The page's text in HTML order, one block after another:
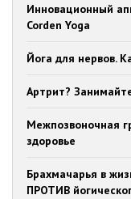
Инновационный
Corden Yoga
Йога для нервов.
Артрит?
Межпозвоночная
здоровье
Брахмачарья в
ПРОТИВ